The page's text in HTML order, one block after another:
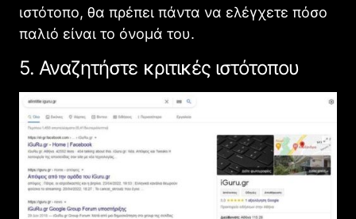
ιστότοπο, θα πρέπει πάντα να ελέγχετε πόσο
παλιό είναι το όνομά του.
5. Αναζητήστε κριτικές ιστότοπου